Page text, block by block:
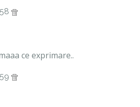
ce exprimare..